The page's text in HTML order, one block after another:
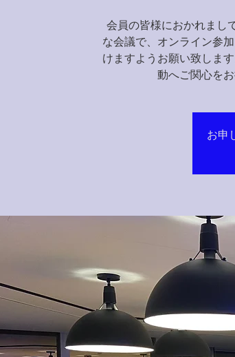
会員の皆様におかれまし
な会議で、オンライン参
けますようお願い致しま
動へご関心を
お申